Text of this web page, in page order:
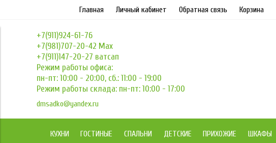
Главная Личный кабинет Обратная связь Корзина
+7(911)924-61-76
+7(981)707-20-42 Max
+7(911)147-20-27 ватсап
Режим работы офиса:
пн-пт: 10:00 - 20:00, сб.: 11:00 - 19:00
Режим работы склада: пн-пт: 10:00 - 17:00
dmsadko@yandex.ru
КУХНИ ГОСТИНЫЕ СПАЛЬНИ ДЕТСКИЕ ПРИХОЖИЕ ШКАФЫ